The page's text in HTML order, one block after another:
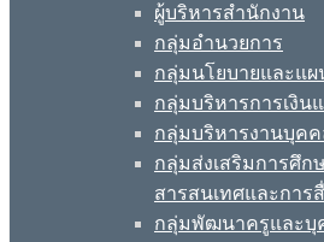
ผู้บริหารสำนักงาน
กลุ่มอำนวยการ
กลุ่มนโยบายและแผ
กลุ่มบริหารการเงิน
กลุ่มบริหารงานบุคค
กลุ่มส่งเสริมการศึก
สารสนเทศและการ
กลุ่มพัฒนาครูและบุ